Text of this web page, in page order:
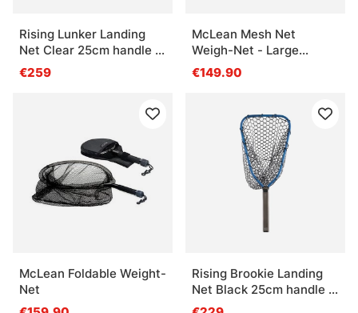
Rising Lunker Landing
Net Clear 25cm handle -
Stealth
€259
McLean Mesh Net
Weigh-Net - Large
(M113)
€149.90
McLean Foldable Weight-
Net
Rising Brookie Landing
Net Black 25cm handle -
Cobalt